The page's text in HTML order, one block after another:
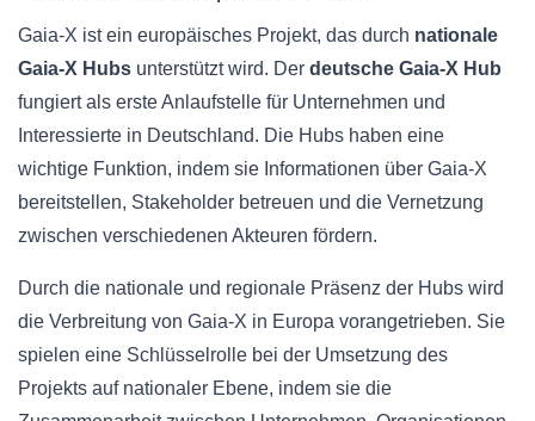
Gaia-X ist ein europäisches Projekt, das durch nationale
Gaia-X Hubs unterstützt wird. Der deutsche Gaia-X Hub
fungiert als erste Anlaufstelle für Unternehmen und
Interessierte in Deutschland. Die Hubs haben eine
wichtige Funktion, indem sie Informationen über Gaia-X
bereitstellen, Stakeholder betreuen und die Vernetzung
zwischen verschiedenen Akteuren fördern.
Durch die nationale und regionale Präsenz der Hubs wird
die Verbreitung von Gaia-X in Europa vorangetrieben. Sie
spielen eine Schlüsselrolle bei der Umsetzung des
Projekts auf nationaler Ebene, indem sie die